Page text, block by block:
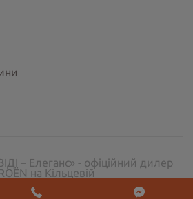
– Елеганс» - офіційний дилер
на Кільцевій